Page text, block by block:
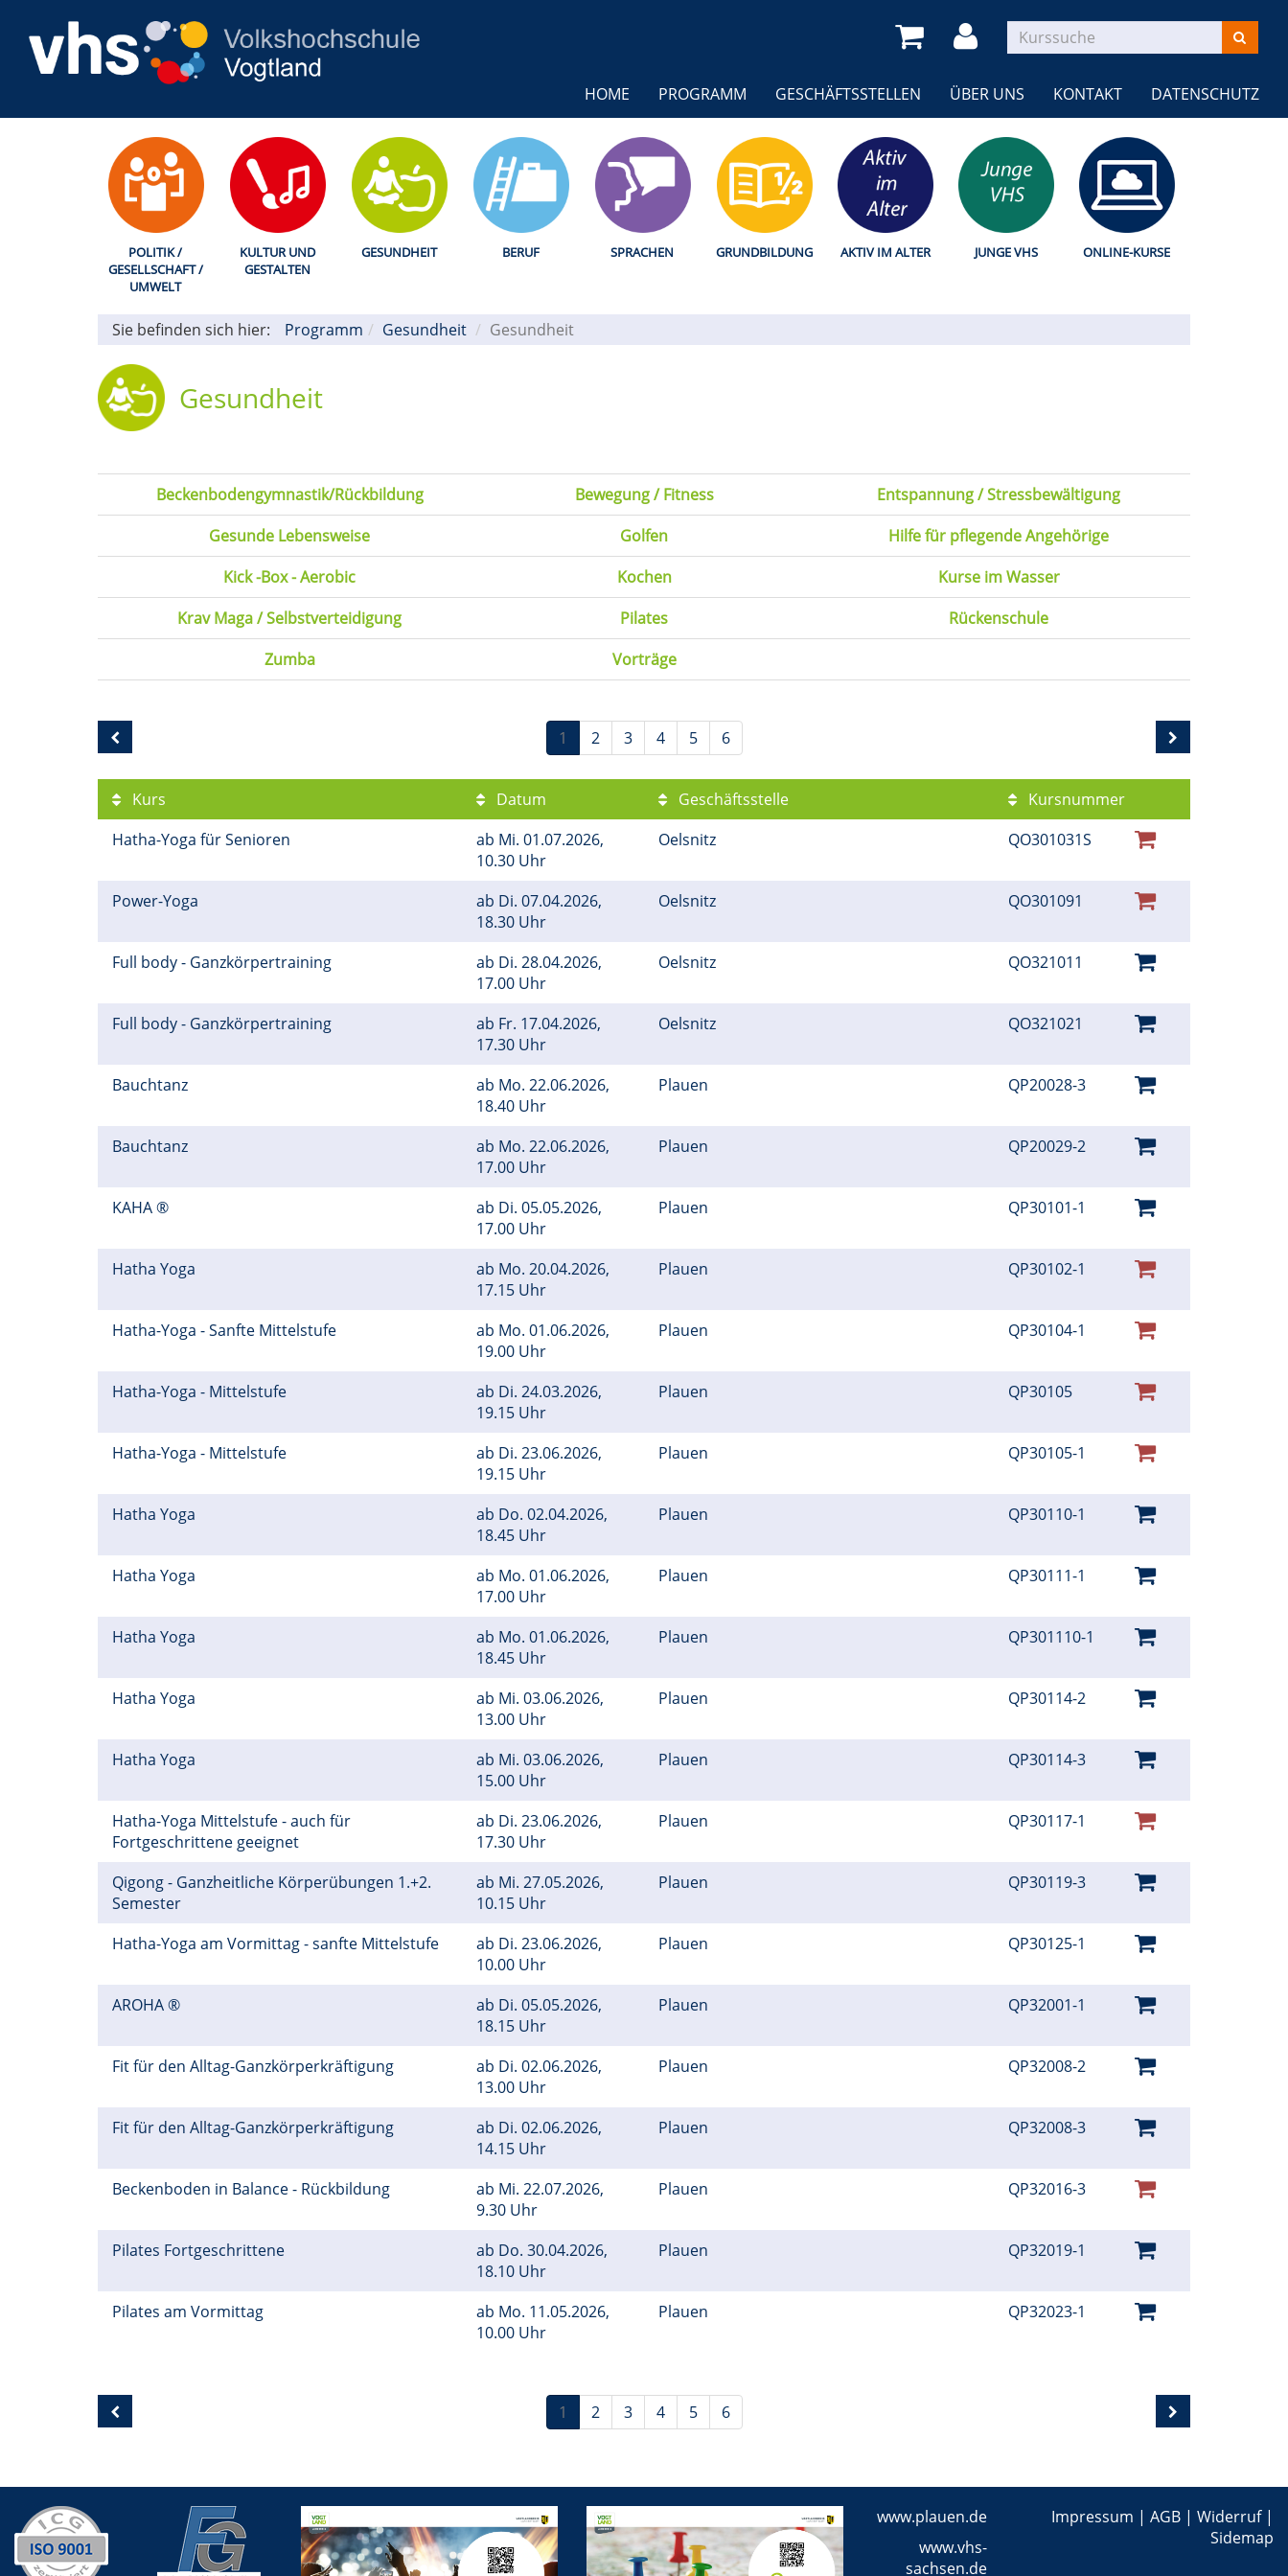
HOME PROGRAMM GESCHÄFTSSTELLEN ÜBER UNS KONTAKT DATENSCHUTZ
POLITIK /
GESELLSCHAFT /
UMWELT
KULTUR UND
GESTALTEN
GESUNDHEIT BERUF SPRACHEN GRUNDBILDUNG AKTIV IM ALTER JUNGE VHS ONLINE-KURSE
Sie befinden sich hier: Programm Gesundheit Gesundheit
Gesundheit
Beckenbodengymnastik/Rückbildung Bewegung / Fitness
Entspannung / Stressbewältigung
Gesunde Lebensweise
Golfen
Hilfe für pflegende Angehörige
Kick -Box - Aerobic
Kochen
Kurse im Wasser
Krav Maga / Selbstverteidigung
Pilates
Rückenschule
Zumba
Vorträge
1 2 3 4 5 6
Kurs Datum Geschäftsstelle
Kursnummer
Hatha-Yoga für Senioren
ab Mi. 01.07.2026,
10.30 Uhr
Oelsnitz QO301031S
Power-Yoga ab Di. 07.04.2026,
18.30 Uhr
Oelsnitz QO301091
Full body - Ganzkörpertraining ab Di. 28.04.2026,
17.00 Uhr
Oelsnitz QO321011
Full body - Ganzkörpertraining ab Fr. 17.04.2026,
17.30 Uhr
Oelsnitz QO321021
Bauchtanz ab Mo. 22.06.2026,
18.40 Uhr
Plauen QP20028-3
Bauchtanz ab Mo. 22.06.2026,
17.00 Uhr
Plauen QP20029-2
KAHA ® ab Di. 05.05.2026,
17.00 Uhr
Plauen QP30101-1
Hatha Yoga ab Mo. 20.04.2026,
17.15 Uhr
Plauen QP30102-1
Hatha-Yoga - Sanfte Mittelstufe ab Mo. 01.06.2026,
19.00 Uhr
Plauen QP30104-1
Hatha-Yoga - Mittelstufe ab Di. 24.03.2026,
19.15 Uhr
Plauen QP30105
Hatha-Yoga - Mittelstufe ab Di. 23.06.2026,
19.15 Uhr
Plauen QP30105-1
Hatha Yoga ab Do. 02.04.2026,
18.45 Uhr
Plauen QP30110-1
Hatha Yoga ab Mo. 01.06.2026,
17.00 Uhr
Plauen QP30111-1
Hatha Yoga ab Mo. 01.06.2026,
18.45 Uhr
Plauen QP301110-1
Hatha Yoga ab Mi. 03.06.2026,
13.00 Uhr
Plauen QP30114-2
Hatha Yoga ab Mi. 03.06.2026,
15.00 Uhr
Plauen QP30114-3
Hatha-Yoga Mittelstufe - auch für
Fortgeschrittene geeignet
ab Di. 23.06.2026,
17.30 Uhr
Plauen QP30117-1
Qigong - Ganzheitliche Körperübungen 1.+2.
Semester
ab Mi. 27.05.2026,
10.15 Uhr
Plauen QP30119-3
Hatha-Yoga am Vormittag - sanfte Mittelstufe ab Di. 23.06.2026,
10.00 Uhr
Plauen QP30125-1
AROHA ® ab Di. 05.05.2026,
18.15 Uhr
Plauen QP32001-1
Fit für den Alltag-Ganzkörperkräftigung ab Di. 02.06.2026,
13.00 Uhr
Plauen QP32008-2
Fit für den Alltag-Ganzkörperkräftigung ab Di. 02.06.2026,
14.15 Uhr
Plauen QP32008-3
Beckenboden in Balance - Rückbildung ab Mi. 22.07.2026,
9.30 Uhr
Plauen QP32016-3
Pilates Fortgeschrittene ab Do. 30.04.2026,
18.10 Uhr
Plauen QP32019-1
Pilates am Vormittag ab Mo. 11.05.2026,
10.00 Uhr
Plauen QP32023-1
1 2 3 4 5 6
www.plauen.de
www.vhs-
sachsen.de
Impressum | AGB| Widerruf|
Sidemap